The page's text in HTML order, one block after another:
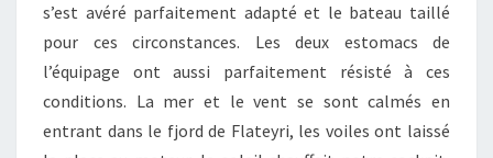
s’est avéré parfaitement adapté et le bateau taillé
pour ces circonstances. Les deux estomacs de
l’équipage ont aussi parfaitement résisté à ces
conditions. La mer et le vent se sont calmés en
entrant dans le fjord de Flateyri, les voiles ont laissé